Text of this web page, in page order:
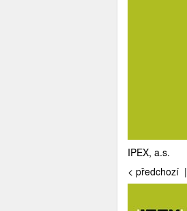
IPEX, a.s.
< předchozí |